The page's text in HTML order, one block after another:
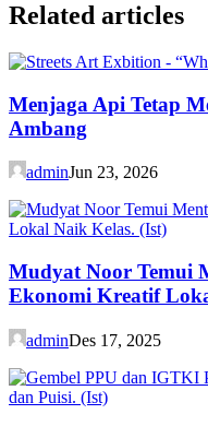
Related articles
Menjaga Api Tetap
Ambang
adminJun 23, 2026
Mudyat Noor Temui
Ekonomi Kreatif
adminDes 17, 2025